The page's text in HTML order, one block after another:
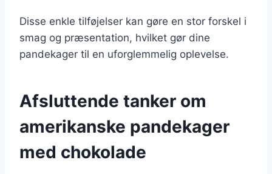
Disse enkle tilføjelser kan gøre en stor forskel i
smag og præsentation, hvilket gør dine
pandekager til en uforglemmelig oplevelse.
Afsluttende tanker om
amerikanske pandekager
med chokolade